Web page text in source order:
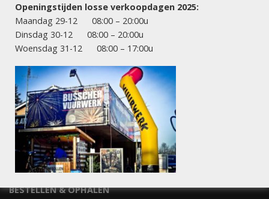
betrouwbaar vuurwerk!
Vuurwerkverkoopdagen 2025:
maandag 29 december
8.00 uur – 20.00 uur
dinsdag 30 december
8.00 uur – 20.00 uur
woensdag 31 december
8.00 uur – 17.00 uur
INFORMATIE
STEL JE VRAAG
BESTELLEN & OPHALEN
Openingstijden losse verkoopdagen 2025:
Maandag 29-12 08:00 – 20:00u
Dinsdag 30-12 08:00 – 20:00u
Woensdag 31-12 08:00 – 17:00u